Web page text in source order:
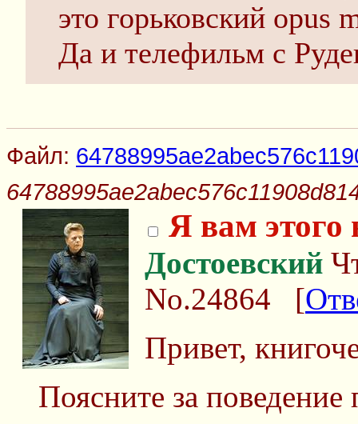
это горьковский opus
Да и телефильм с
Файл:
Я вам этого
Достоевский
No.24864 [
Привет,
Поясните за поведение